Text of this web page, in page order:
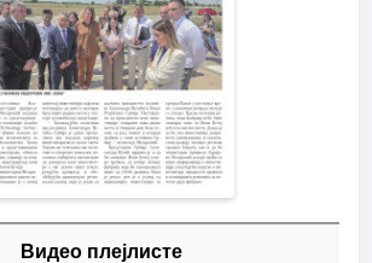
Видео плејлисте